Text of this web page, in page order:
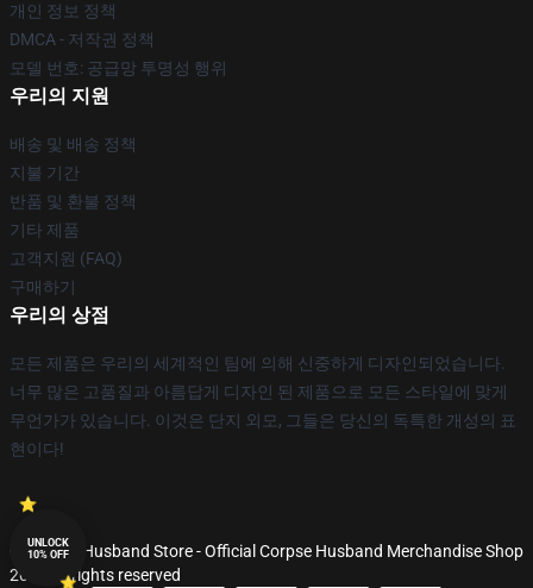
개인 정보 정책
DMCA - 저작권 정책
모델 번호: 공급망 투명성 행위
우리의 지원
배송 및 배송 정책
지불 기간
반품 및 환불 정책
기타 제품
고객지원 (FAQ)
구매하기
우리의 상점
모든 제품은 우리의 세계적인 팀에 의해 신중하게 디자인되었습니다.
너무 많은 고품질과 아름답게 디자인 된 제품으로 모든 스타일에 맞게
무언가가 있습니다. 이것은 단지 외모, 그들은 당신의 독특한 개성의 표
현이다!
© Corpse Husband Store - Official Corpse Husband Merchandise Shop
2026 all rights reserved
UNLOCK
10% OFF